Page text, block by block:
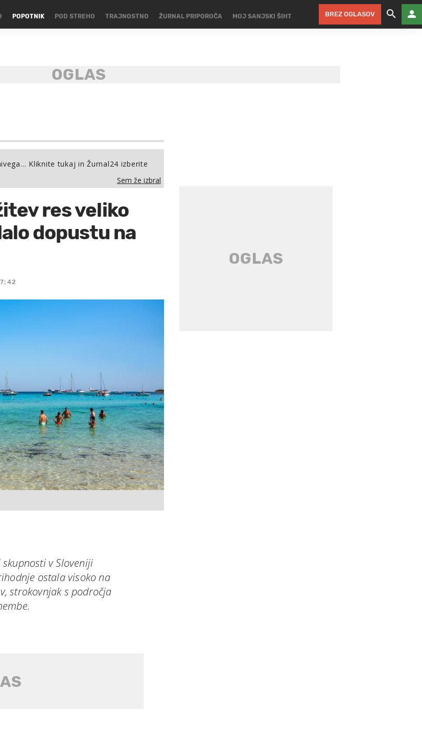
POPOTNIK POD STREHO TRAJNOSTNO ŽURNAL PRIPOROČA MOJ SANJSKI ŠIHT BREZ OGLASOV
Kliknite tukaj in Žurnal24 izberite
Sem že izbral
res veliko
dopustu na
v Sloveniji
ostala visoko na
strokovnjak s področja